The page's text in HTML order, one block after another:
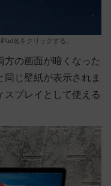
名をクリックする。
方の画面が暗くなった
じ壁紙が表示されま
スプレイとして使える